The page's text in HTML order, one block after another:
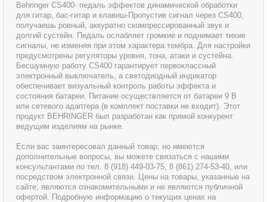
Behringer CS400- педаль эффектов динамической обработки
для гитар, бас-гитар и клавиш-Пропустив сигнал через CS400,
получаешь ровный, аккуратно скомпрессированный звук и
долгий сустейн. Педаль ослабляет громкие и поднимает тихие
сигналы, не изменяя при этом характера тембра. Для настройки
предусмотрены регуляторы уровня, тона, атаки и сустейна.
Бесшумную работу CS400 гарантирует первоклассный
электронный выключатель, а светодиодный индикатор
обеспечивает визуальный контроль работы эффекта и
состояния батареи. Питание осуществляется от батареи 9 В
или сетевого адаптера (в комплект поставки не входит). Этот
продукт BEHRINGER был разработан как прямой конкурент
ведущим изделиям на рынке.
Если вас заинтересовал данный товар, но имеются
дополнительные вопросы, вы можете связаться с нашими
консультантами по тел. 8 (918) 449-03-75, 8 (861) 274-53-40, или
посредством электронной связи. Цены на товары, указанные на
сайте, являются ознакомительными и не являются публичной
офертой. Подробную информацию о текущих ценах на